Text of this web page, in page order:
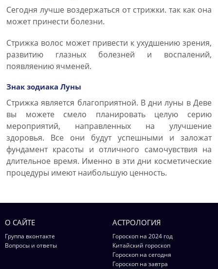
Сегодня лучше воздержаться от стрижки. так как она
может принести болезни.
Стрижка волос может привести к ухудшению зрения,
развитию глазных болезней и воспалений,
появляению ячменей.
Знак зодиака Луны
Стрижка является благоприятной. В дни луны в Деве
вы можете смело планировать целую серию
мероприятий, направленных на улучшение
здоровья. Все они будут успешными и заложат
фундамент красоты и отличного самочувствия на
длительное время. Именно в эти дни косметические
процедуры имеют наибольшую ценность.
О САЙТЕ
Группа вконтакте
Вопросы и ответы
АСТРОЛОГИЯ
Гороскоп на 2024 год
Китайский гороскоп
Гороскоп на сегодня
Гороскоп на завтра